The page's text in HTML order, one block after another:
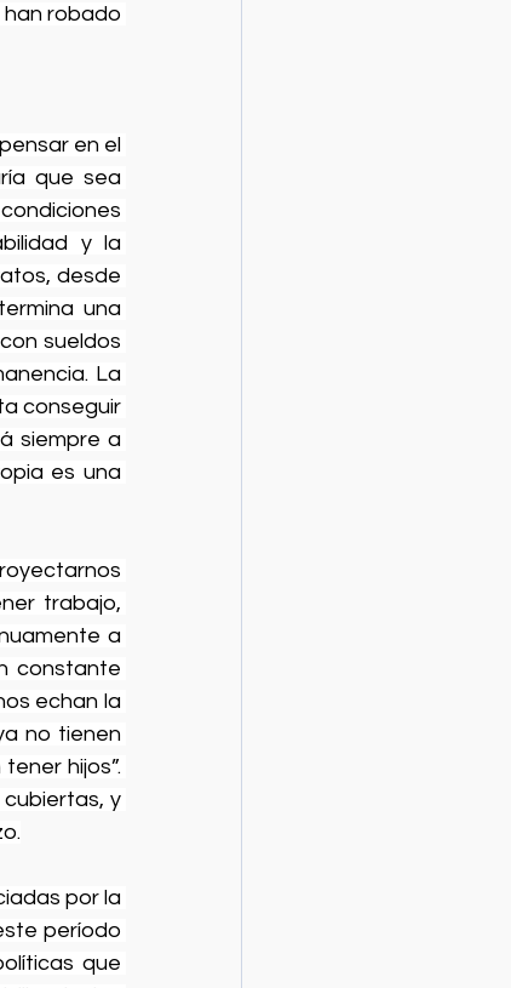
han robado
en el
que sea
y la
desde
una
sueldos
La
conseguir
siempre a
es una
trabajo,
a
constante
echan la
no tienen
hijos”.
y
por la
período
que